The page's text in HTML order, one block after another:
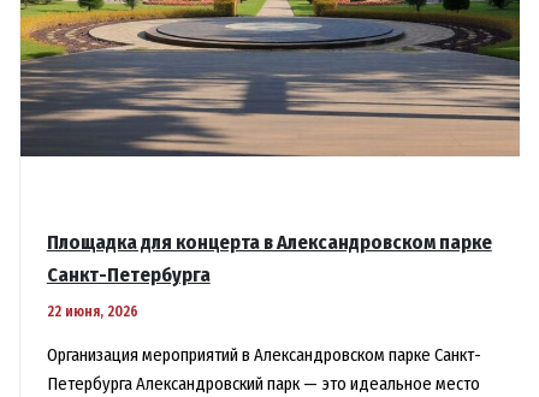
Площадка для концерта в Александровском парке
Санкт-Петербурга
22 июня, 2026
Организация мероприятий в Александровском парке Санкт-
Петербурга Александровский парк — это идеальное место